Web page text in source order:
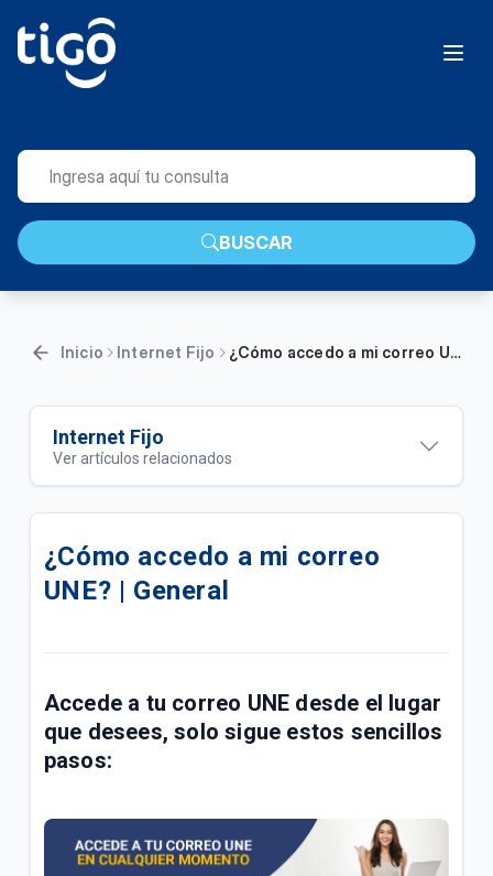
BUSCAR
Inicio Internet Fijo ¿Cómo accedo a mi correo UNE? | General
Internet Fijo
Ver artículos relacionados
Módem ARRIS TG2492LG Tigo | General
Módem SDMC NE3011 Tigo | General
Módem ZTE ZXHN F6600P Tigo | General
¿Qué pasa cuando varias personas navegan al
Mi internet Tigo está lento, ¿Qué hago? | Hogar
¿Cómo accedo a mi correo
UNE? | General
Accede a tu correo UNE desde el lugar
que desees, solo sigue estos sencillos
pasos: